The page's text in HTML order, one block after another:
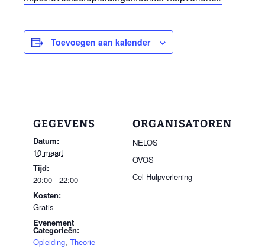
Toevoegen aan kalender
GEGEVENS
Datum:
10 maart
Tijd:
20:00 - 22:00
Kosten:
Gratis
Evenement
Categorieën:
Opleiding, Theorie
ORGANISATOREN
NELOS
OVOS
Cel Hulpverlening